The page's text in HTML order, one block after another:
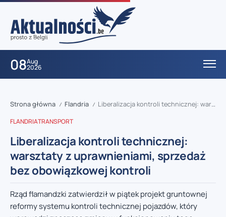
08Aug
2026
Strona główna / Flandria / Liberalizacja kontroli technicznej: warsztaty z uprawnieniami, sprzedaż bez obowiązkowej kontroli
FLANDRIATRANSPORT
Liberalizacja kontroli technicznej:
warsztaty z uprawnieniami, sprzedaż
bez obowiązkowej kontroli
Rząd flamandzki zatwierdził w piątek projekt gruntownej
reformy systemu kontroli technicznej pojazdów, który